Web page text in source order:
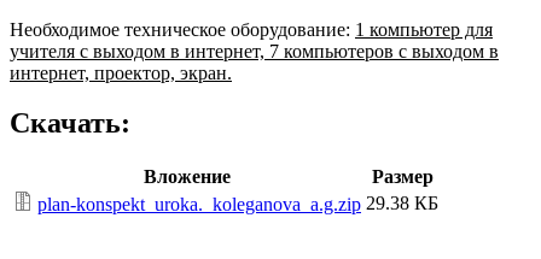
Необходимое техническое оборудование: 1 компьютер для
учителя с выходом в интернет, 7 компьютеров с выходом в
интернет, проектор, экран.
Скачать:
Вложение
Размер
plan-konspekt_uroka._koleganova_a.g.zip 29.38 КБ